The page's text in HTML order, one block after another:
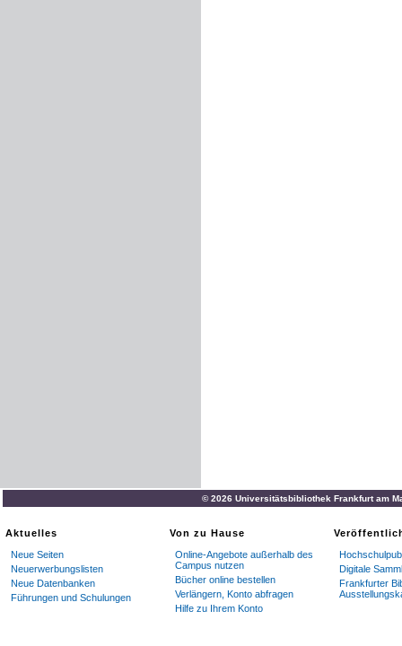
© 2026 Universitätsbibliothek Frankfurt am
Aktuelles
Neue Seiten
Neuerwerbungslisten
Neue Datenbanken
Führungen und Schulungen
Von zu Hause
Online-Angebote außerhalb des
Campus nutzen
Bücher online bestellen
Verlängern, Konto abfragen
Hilfe zu Ihrem Konto
Digitale
Frankfurter